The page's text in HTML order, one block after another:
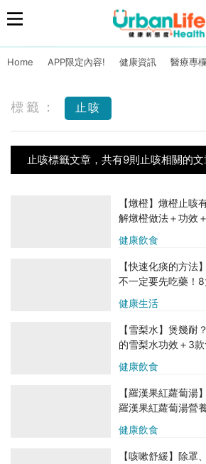
Home APP限定內容! 健康資訊 醫療專
標籤： 止咳
止咳標籤文章，共有9則止咳相關的
健康飲食
【燉橙】燉橙止咳
解燉橙做法＋功效
食譜做法）
健康生活
【快速化痰的方法
不一定要先吃藥！
4個食療推介！
健康飲食
【雪梨水】煲幾耐
的雪梨水功效＋3
健康飲食
【羅漢果紅蘿蔔湯
羅漢果紅蘿蔔湯營
貼士
【咳嗽舒緩】除罩